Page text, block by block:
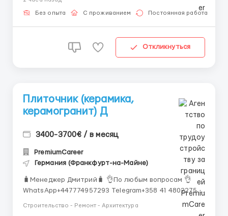
рабочих часов, вс. - выходной 🛏 Жилье:
предоставит работодатель, оплачивает работник -
Без опыта С проживанием Постоянная работа
Откликнуться
Плиточник (керамика,
керамогранит) Д
3400-3700€ / в месяц
PremiumCareer
Германия (Франкфурт-на-Майне)
🧳Менеджер Дмитрий🧳 👌По любым вопросам 👌
WhatsApp+447774957293 Telegram+358 41 4802275
Строительство - Ремонт - Архитектура